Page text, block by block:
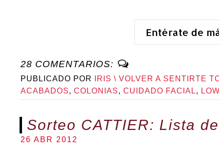
Entérate de
28 COMENTARIOS:
PUBLICADO POR
IRIS \ VOLVER A SENTIRTE
ACABADOS, COLONIAS, CUIDADO FACIAL,
Sorteo CATTIER: Lista
26 ABR 2012